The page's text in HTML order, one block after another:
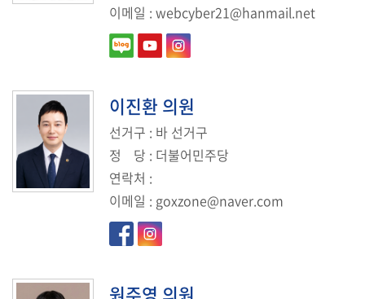
이메일 : webcyber21@hanmail.net
이진환 의원
선거구 : 바 선거구
정
당 : 더불어민주당
연락처 :
이메일 : goxzone@naver.com